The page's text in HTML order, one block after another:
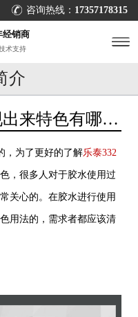
咨询热线： 17357178315
经销商
术支持
介
来特色有哪
，为了更好的了解乐泰332
，很多人对于胶水使用过
关心的。在胶水进行使用
用法的，需求者都应该清